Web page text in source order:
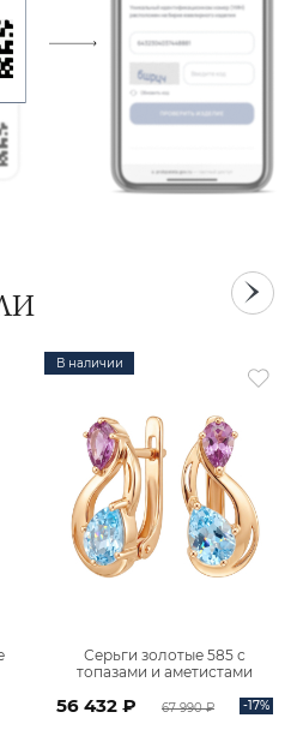
В наличии
Серьги золотые 585 с
топазами и аметистами
56 432 ₽ 67 990 ₽ -17%